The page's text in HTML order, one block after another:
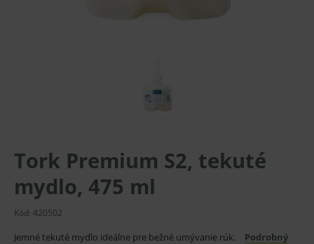
Tork Premium S2, tekuté
mydlo, 475 ml
Kód: 420502
Jemné tekuté mydlo ideálne pre bežné umývanie rúk.
Podrobný